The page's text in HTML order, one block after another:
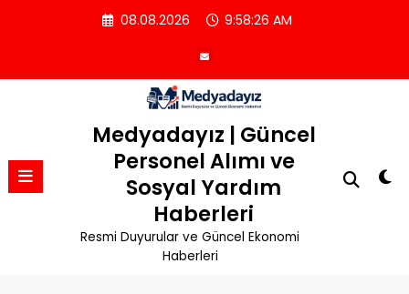
08.08.2026 9:58:26 AM
Medyadayız | Güncel
Personel Alımı ve
Sosyal Yardım
Haberleri
Resmi Duyurular ve Güncel Ekonomi
Haberleri